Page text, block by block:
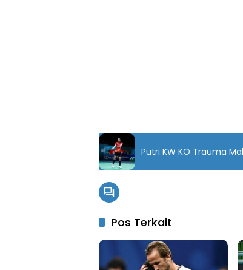
Putri KW KO Trauma
Pos Terkait